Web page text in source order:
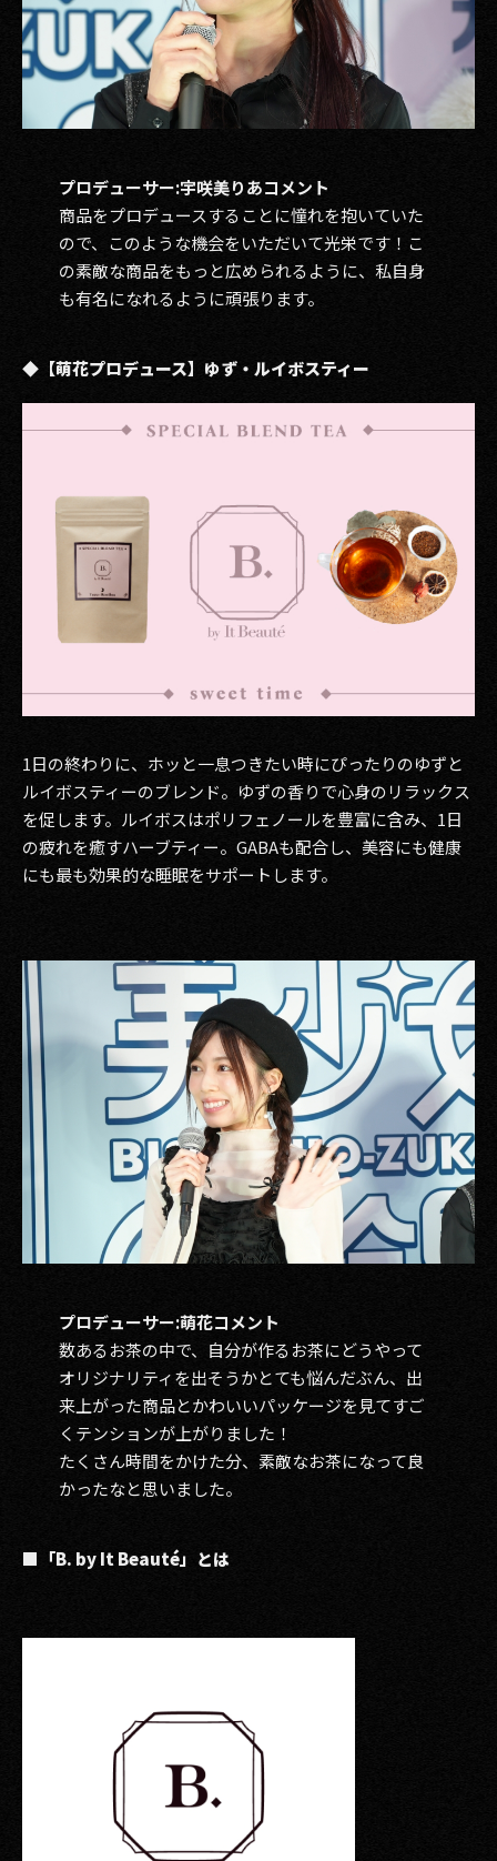
プロデューサー:宇咲美りあコメント
商品をプロデュースすることに憧れを抱いていた
ので、このような機会をいただいて光栄です！こ
の素敵な商品をもっと広められるように、私自身
も有名になれるように頑張ります。
◆【萌花プロデュース】ゆず・ルイボスティー
1日の終わりに、ホッと一息つきたい時にぴったりのゆずと
ルイボスティーのブレンド。ゆずの香りで心身のリラックス
を促します。ルイボスはポリフェノールを豊富に含み、1日
の疲れを癒すハーブティー。GABAも配合し、美容にも健康
にも最も効果的な睡眠をサポートします。
プロデューサー:萌花コメント
数あるお茶の中で、自分が作るお茶にどうやって
オリジナリティを出そうかとても悩んだぶん、出
来上がった商品とかわいいパッケージを見てすご
くテンションが上がりました！
たくさん時間をかけた分、素敵なお茶になって良
かったなと思いました。
■「B. by It Beauté」とは